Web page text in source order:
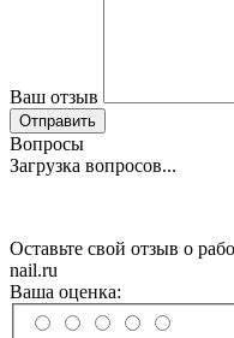
Ваш отзыв
Отправить
Вопросы
Загрузка вопросов...
Оставьте свой отзыв о
nail.ru
Ваша оценка: